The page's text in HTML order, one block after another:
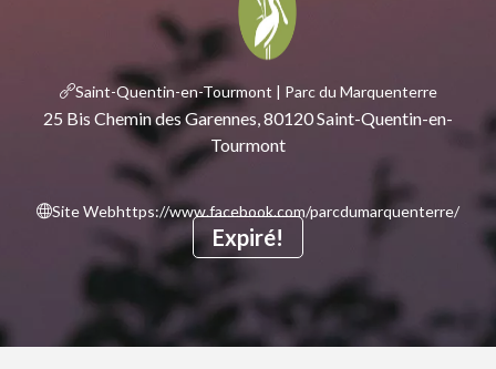
Expiré!
Saint-Quentin-en-Tourmont | Parc du Marquenterre
25 Bis Chemin des Garennes, 80120 Saint-Quentin-en-
Tourmont
Site Webhttps://www.facebook.com/parcdumarquenterre/